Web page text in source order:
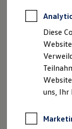
Anpfiff
Diese
uns, Ihr